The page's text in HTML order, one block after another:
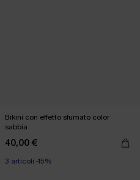
Bikini con effetto sfumato color
sabbia
40,00 €
3 articoli -15%